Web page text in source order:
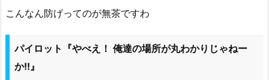
こんなん防げってのが無茶ですわ
パイロット『やべえ！ 俺達の場所が丸わかりじゃねー
か!!』